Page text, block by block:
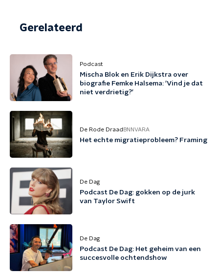
Gerelateerd
Podcast
Mischa Blok en Erik Dijkstra over
biografie Femke Halsema: 'Vind je dat
niet verdrietig?'
De Rode Draad BNNVARA
Het echte migratieprobleem? Framing
De Dag
Podcast De Dag: gokken op de jurk
van Taylor Swift
De Dag
Podcast De Dag: Het geheim van een
succesvolle ochtendshow